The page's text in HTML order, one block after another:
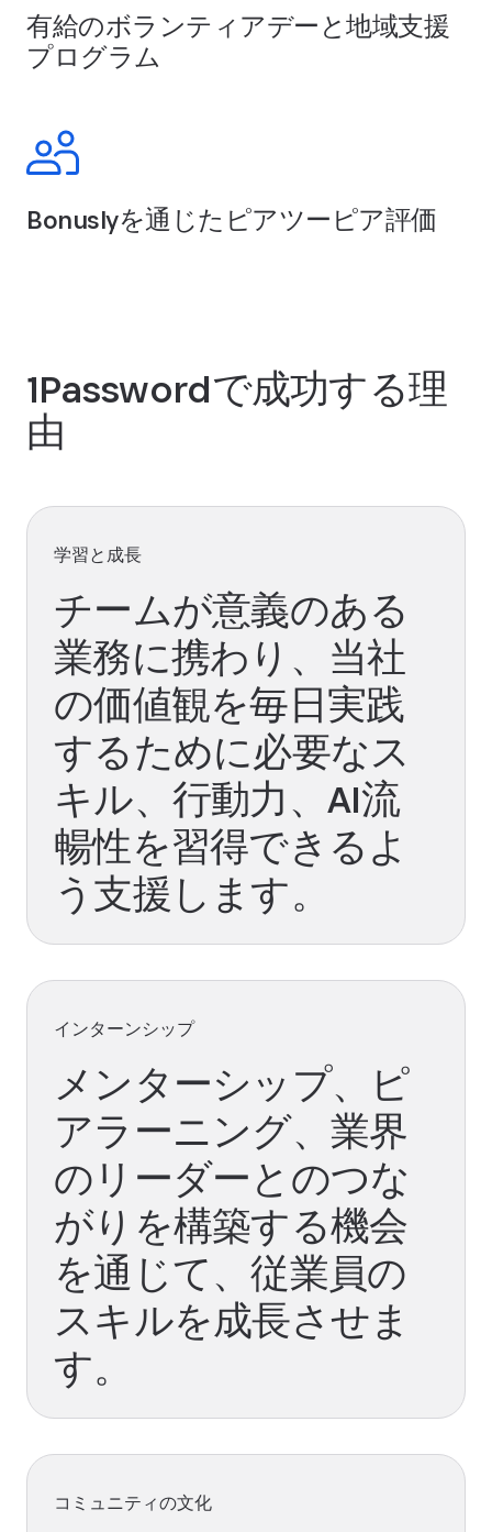
有給のボランティアデーと地域支援
プログラム
Bonuslyを通じたピアツーピア評価
1Passwordで成功する理
由
学習と成長
チームが意義のある
業務に携わり、当社
の価値観を毎日実践
するために必要なス
キル、行動力、AI流
暢性を習得できるよ
う支援します。
インターンシップ
メンターシップ、ピ
アラーニング、業界
のリーダーとのつな
がりを構築する機会
を通じて、従業員の
スキルを成長させま
す。
コミュニティの文化